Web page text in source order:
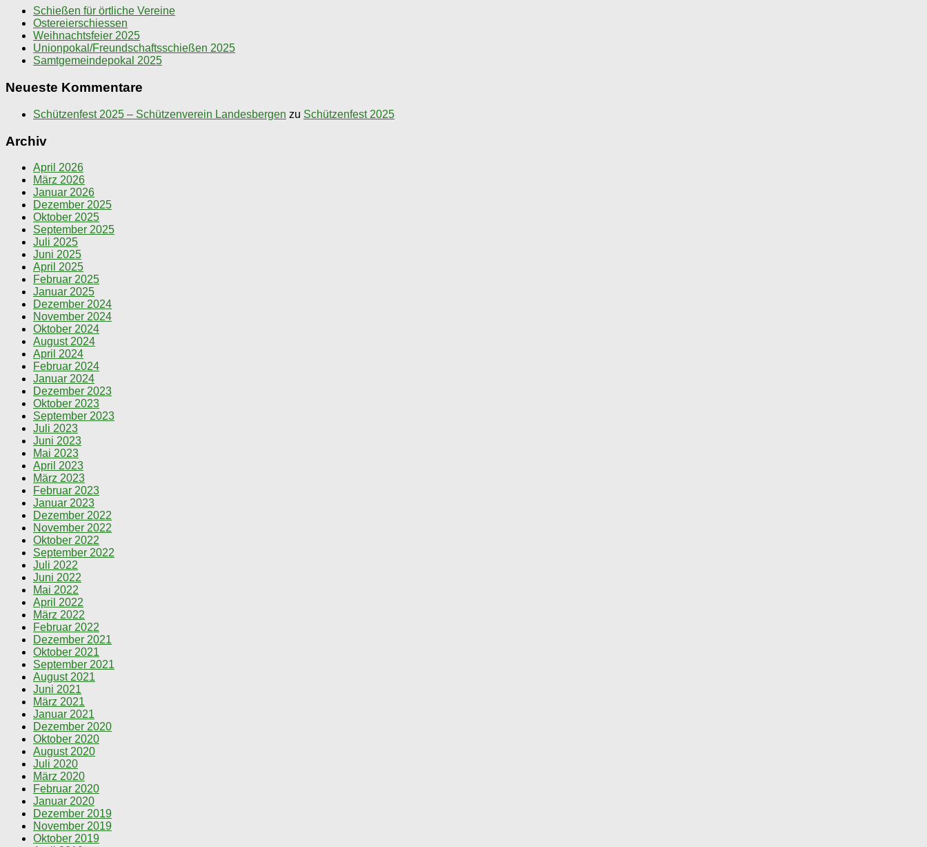
Schießen für örtliche Vereine
Ostereierschiessen
Weihnachtsfeier 2025
Unionpokal/Freundschaftsschießen 2025
Samtgemeindepokal 2025
Neueste Kommentare
Schützenfest 2025 – Schützenverein Landesbergen zu Schützenfest 2025
Archiv
April 2026
März 2026
Januar 2026
Dezember 2025
Oktober 2025
September 2025
Juli 2025
Juni 2025
April 2025
Februar 2025
Januar 2025
Dezember 2024
November 2024
Oktober 2024
August 2024
April 2024
Februar 2024
Januar 2024
Dezember 2023
Oktober 2023
September 2023
Juli 2023
Juni 2023
Mai 2023
April 2023
März 2023
Februar 2023
Januar 2023
Dezember 2022
November 2022
Oktober 2022
September 2022
Juli 2022
Juni 2022
Mai 2022
April 2022
März 2022
Februar 2022
Dezember 2021
Oktober 2021
September 2021
August 2021
Juni 2021
März 2021
Januar 2021
Dezember 2020
Oktober 2020
August 2020
Juli 2020
März 2020
Februar 2020
Januar 2020
Dezember 2019
November 2019
Oktober 2019